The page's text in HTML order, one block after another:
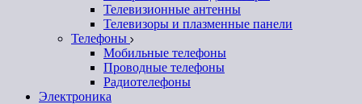
Телевизионные антенны
Телевизоры и плазменные панели
Телефоны
Мобильные телефоны
Проводные телефоны
Радиотелефоны
Электроника